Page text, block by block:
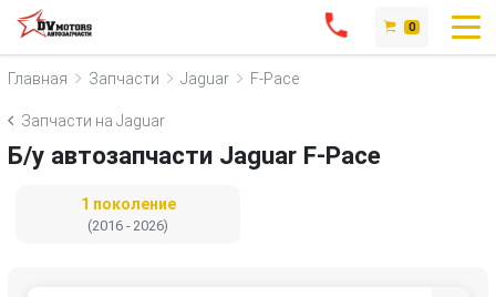
0
Главная Запчасти Jaguar F-Pace
Запчасти на Jaguar
Б/у автозапчасти Jaguar F-Pace
1 поколение
(2016 - 2026)